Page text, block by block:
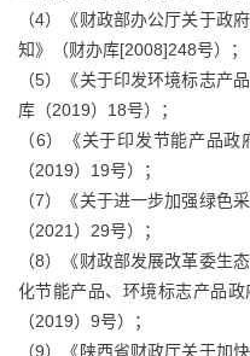
（4）《财政部办公厅关于政
知》（财办库[2008]248号）；
（5）《关于印发环境标志产
库（2019）18号）；
（6）《关于印发节能产品
（2019）19号）；
（7）《关于进一步加强绿色
（2021）29号）；
（8）《财政部发展改革委生
化节能产品、环境标志产品
（2019）9号）；
（9）《陕西省财政厅关于加